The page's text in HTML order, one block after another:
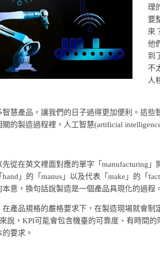
理
要
來
他
到
不
人
慧產品，讓我們的日子過得更加便利。這些
的製造過程裡，人工智慧(artificial
從在英文裡面對應的單字「manufacturing」
」的「manus」以及代表「make」的「
意，換句話說製造是一個產品具現化的過程。
產品規格的嚴格要求下，在製造現場就會制
說，KPI可能會包含機臺的可靠度、有時間
要求。